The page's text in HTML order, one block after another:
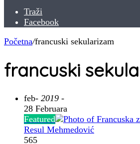
Traži
Facebook
Početna/francuski sekularizam
francuski
feb- 2019 -
28 Februara
Featured
Resul Mehmedović
565